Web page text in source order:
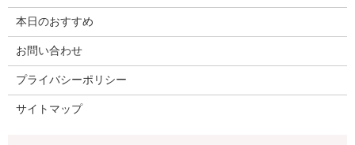
本日のおすすめ
お問い合わせ
プライバシーポリシー
サイトマップ